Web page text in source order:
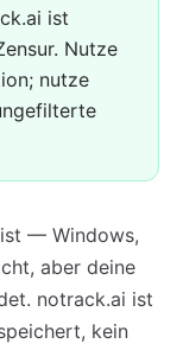
ist
Nutze
nutze
— Windows,
aber deine
notrack.ai ist
kein